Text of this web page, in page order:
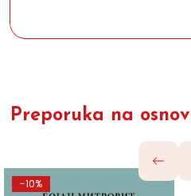
Preporuka na
-10%